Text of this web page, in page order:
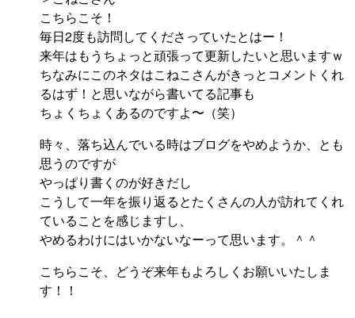
こちらこそ！
毎日2度も訪問してくださっていたとはー！
来年はもうちょっと頑張って更新したいと思いますｗ
ちなみにこのネタはこねこさんがきっとコメントくれ
るはず！と思いながら書いてる記事も
ちょくちょくあるのですよ〜（笑）
時々、落ち込んでいる時はブログをやめようか、とも
思うのですが
やっぱり書くのが好きだし
こうして一年を振り返るとたくさんの人が訪れてくれ
ていることを感じますし、
やめるわけにはいかないなーって思います。＾＾
こちらこそ、どうぞ来年もよろしくお願いいたしま
す！！